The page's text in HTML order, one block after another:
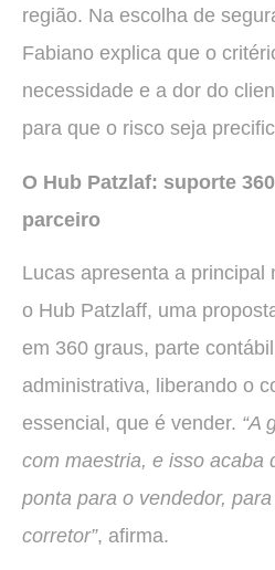
região. Na escolha de
Fabiano explica que o
necessidade e a dor do
para que o risco seja
O Hub Patzlaf: suporte
parceiro
Lucas apresenta a principal
o Hub Patzlaff, uma
em 360 graus, parte
administrativa, liberando o
essencial, que é vender. “A
com maestria, e isso acaba
ponta para o vendedor,
corretor”, afirma.